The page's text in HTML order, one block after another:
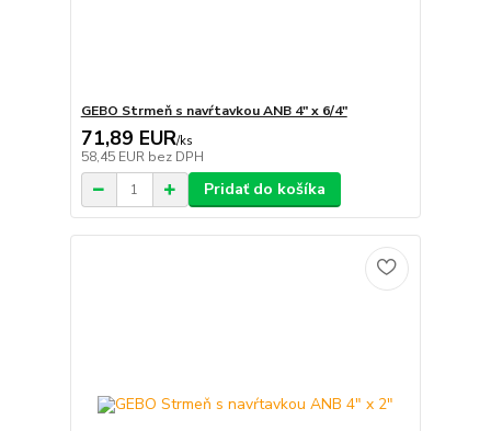
GEBO Strmeň s navŕtavkou ANB 4" x 6/4"
71,89 EUR/ks
58,45 EUR bez DPH
Pridať do košíka